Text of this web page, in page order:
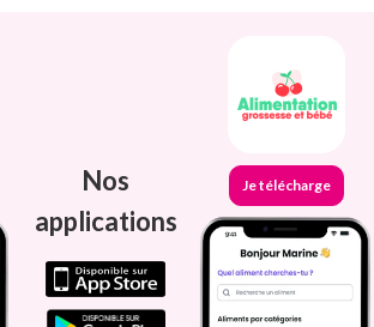
Nos
applications
Je télécharge